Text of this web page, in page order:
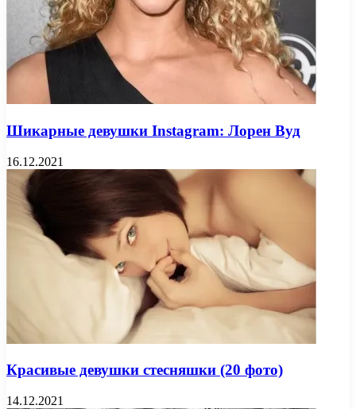
Шикарные девушки Instagram: Лорен Вуд
16.12.2021
Красивые девушки стесняшки (20 фото)
14.12.2021